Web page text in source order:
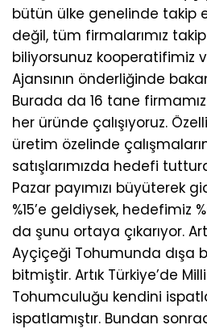
bütün ülke genelinde takip
değil, tüm firmalarımız
biliyorsunuz kooperatifimiz
Ajansının önderliğinde
Burada da 16 tane
her üründe çalışıyoruz.
üretim özelinde
satışlarımızda hedefi
Pazar payımızı büyüterek
%15’e geldiysek, hedefimiz
da şunu ortaya çıkarıyor.
Ayçiçeği Tohumunda dışa
bitmiştir. Artık Türkiye’de
Tohumculuğu kendini
ispatlamıştır. Bundan